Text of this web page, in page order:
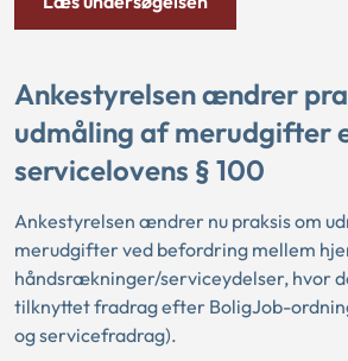
Ankestyrelsen ændrer
udmåling af merudgifter
servicelovens § 100
Ankestyrelsen ændrer nu praksis om
merudgifter ved befordring mellem
håndsrækninger/serviceydelser, hvor
tilknyttet fradrag efter BoligJob-
og servicefradrag).